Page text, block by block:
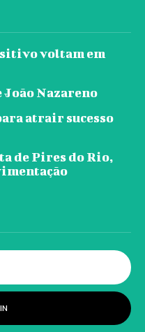
voltam em
Nazareno
atrair sucesso
de Pires do Rio,